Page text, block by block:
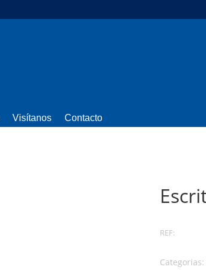
Visítanos Contacto
REF:
Categorias: